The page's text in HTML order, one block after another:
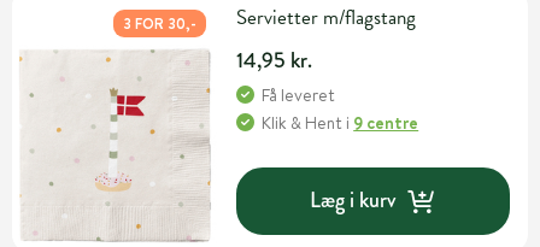
3 FOR 30,- Servietter m/flagstang
14,95 kr.
Få leveret
Klik & Hent i 9 centre
Læg i kurv